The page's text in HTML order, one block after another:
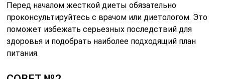
Перед началом жесткой диеты обязательно
проконсультируйтесь с врачом или диетологом. Это
поможет избежать серьезных последствий для
здоровья и подобрать наиболее подходящий план
питания.